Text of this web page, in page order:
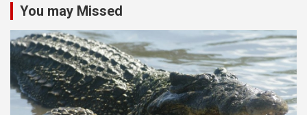
You may Missed